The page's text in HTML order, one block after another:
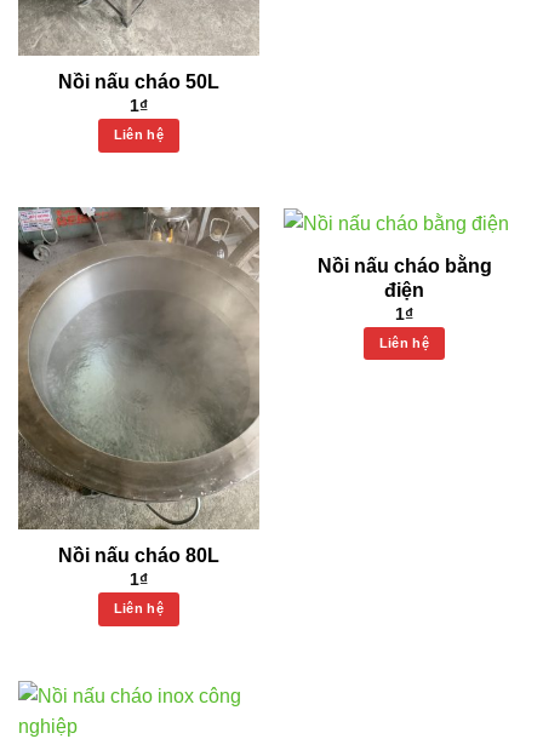
Nồi nấu cháo 50L
1₫
Liên hệ
Nồi nấu cháo 80L
1₫
Liên hệ
Nồi nấu cháo bằng
điện
1₫
Liên hệ